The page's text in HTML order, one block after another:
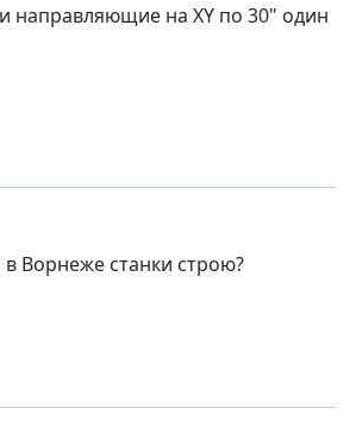
направляющие на XY по 30" один
Ворнеже станки строю?